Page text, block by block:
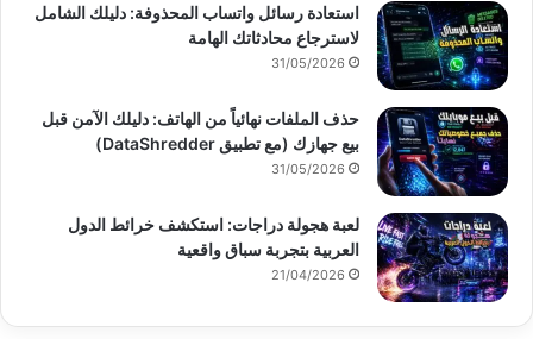
استعادة رسائل واتساب المحذوفة: دليلك الشامل
لاسترجاع محادثاتك الهامة
31/05/2026
حذف الملفات نهائياً من الهاتف: دليلك الآمن قبل
بيع جهازك (مع تطبيق DataShredder)
31/05/2026
لعبة هجولة دراجات: استكشف خرائط الدول
العربية بتجربة سباق واقعية
21/04/2026